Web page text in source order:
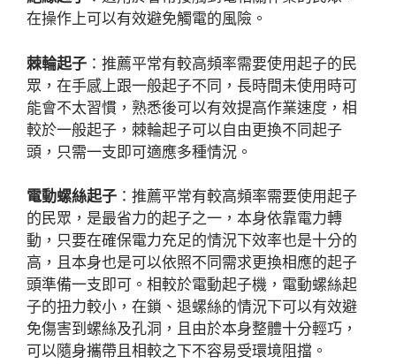
在操作上可以有效避免觸電的風險。
棘輪起子 ：推薦平常有較高頻率需要使用起子的民
眾，在手感上跟一般起子不同，長時間未使用時可
能會不太習慣，熟悉後可以有效提高作業速度，相
較於一般起子，棘輪起子可以自由更換不同起子
頭，只需一支即可適應多種情況。
電動螺絲起子 ：推薦平常有較高頻率需要使用起子
的民眾，是最省力的起子之一，本身依靠電力轉
動，只要在確保電力充足的情況下效率也是十分的
高，且本身也是可以依照不同需求更換相應的起子
頭準備一支即可。相較於電動起子機，電動螺絲起
子的扭力較小，在鎖、退螺絲的情況下可以有效避
免傷害到螺絲及孔洞，且由於本身整體十分輕巧，
可以隨身攜帶且相較之下不容易受環境阻擋。